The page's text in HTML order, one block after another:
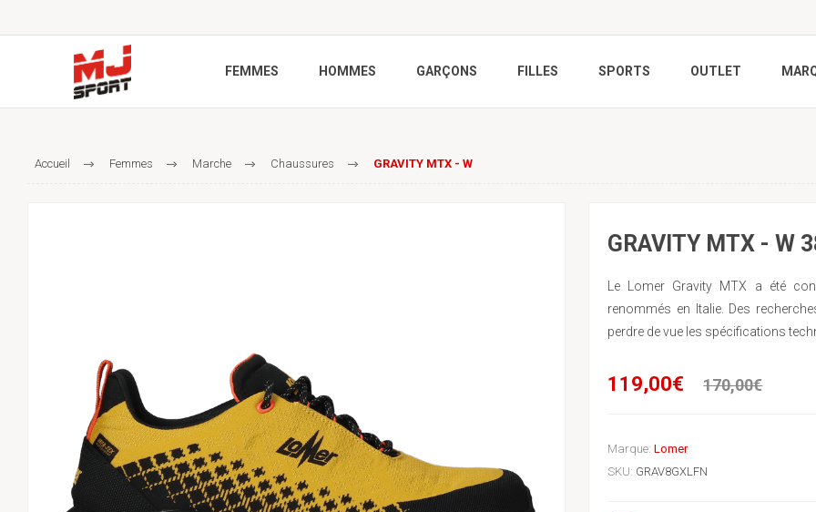
FEMMES HOMMES GARÇONS FILLES SPORTS OUTLET
Accueil Femmes Marche Chaussures GRAVITY MTX - W
GRAVITY MTX - W
Le Lomer Gravity MTX a été
renommés en Italie. Des
perdre de vue les spécifications
119,00€ 170,00€
Marque: Lomer
SKU: GRAV8GXLFN